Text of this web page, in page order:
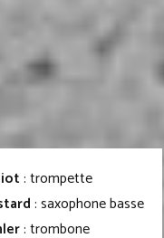
: trompette
: saxophone basse
: trombone